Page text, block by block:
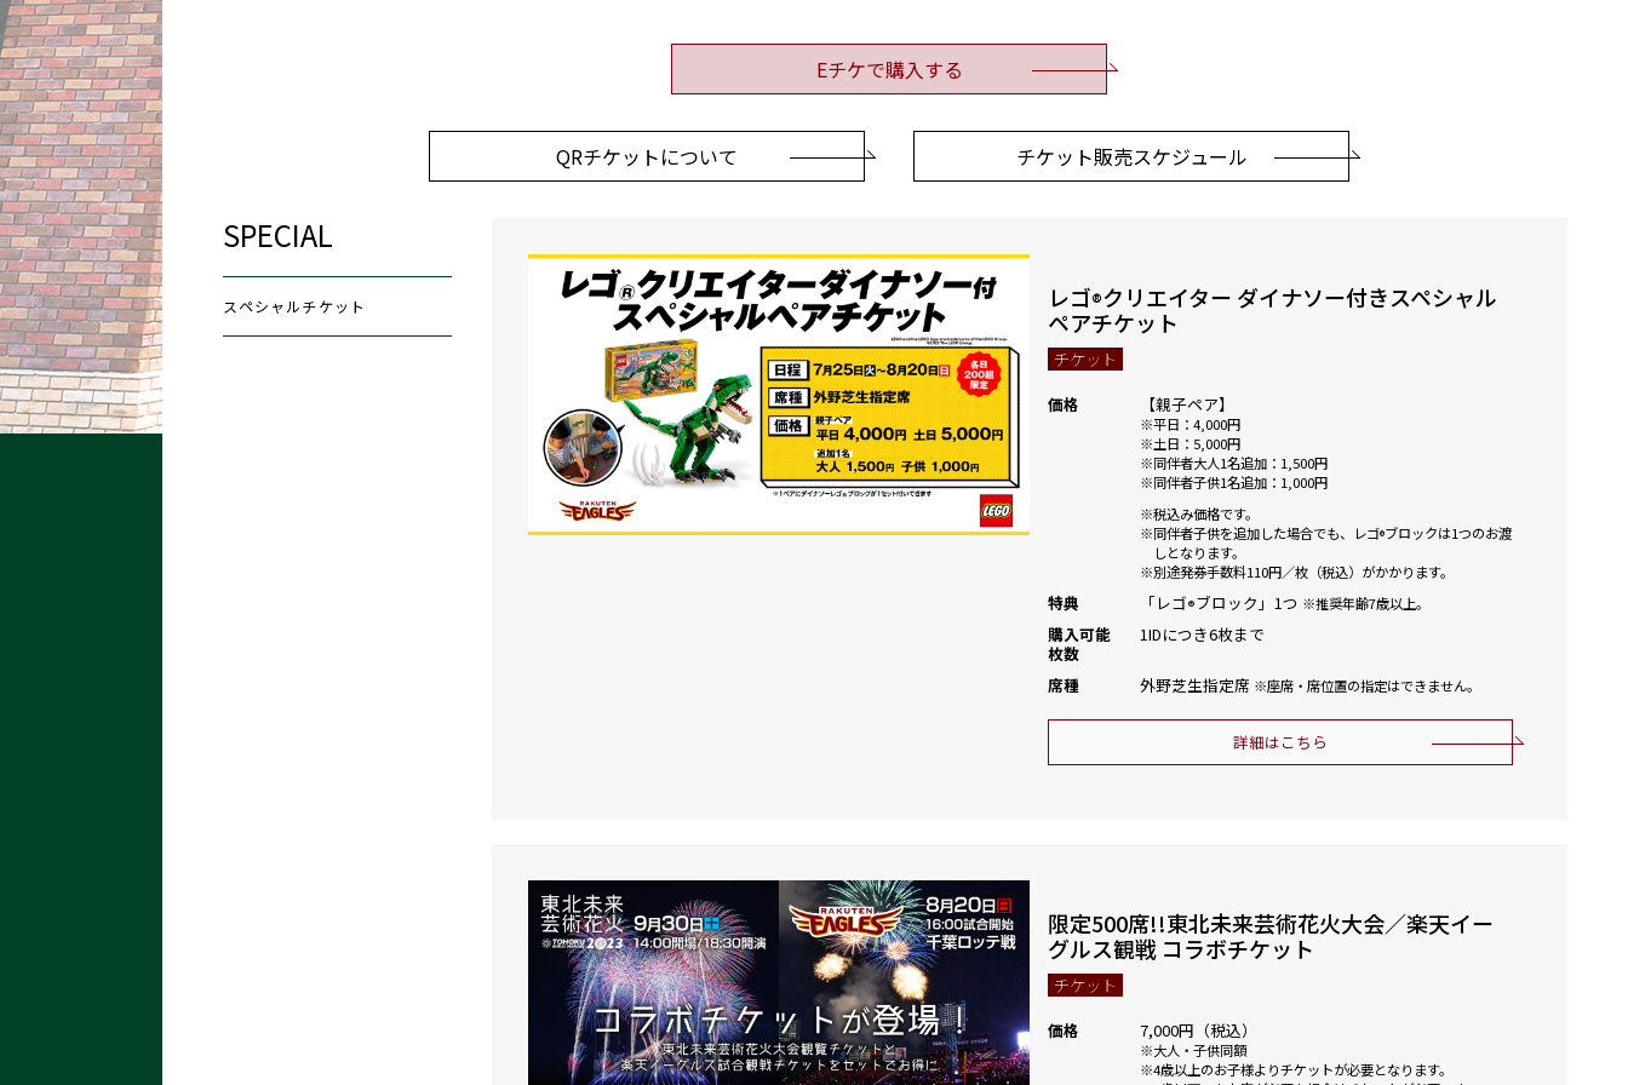
Eチケで購入する
QRチケットについて チケット販売スケジュール
SPECIAL
スペシャルチケット レゴ®クリエイター ダイナソー付きスペシャル
ペアチケット
チケット
価格
【親子ペア】
平日：4,000円
土日：5,000円
同伴者大人1名追加：1,500円
同伴者子供1名追加：1,000円
税込み価格です。
同伴者子供を追加した場合でも、レゴ®ブロックは1つのお渡
しとなります。
別途発券手数料110円／枚（税込）がかかります。
特典 「レゴ®ブロック」1つ 推奨年齢7歳以上。
購入可能
枚数
1IDにつき6枚まで
席種 外野芝生指定席 座席・席位置の指定はできません。
詳細はこちら
限定500席!!東北未来芸術花火大会／楽天イー
グルス観戦 コラボチケット
チケット
価格
7,000円（税込）
大人・子供同額
4歳以上のお子様よりチケットが必要となります。